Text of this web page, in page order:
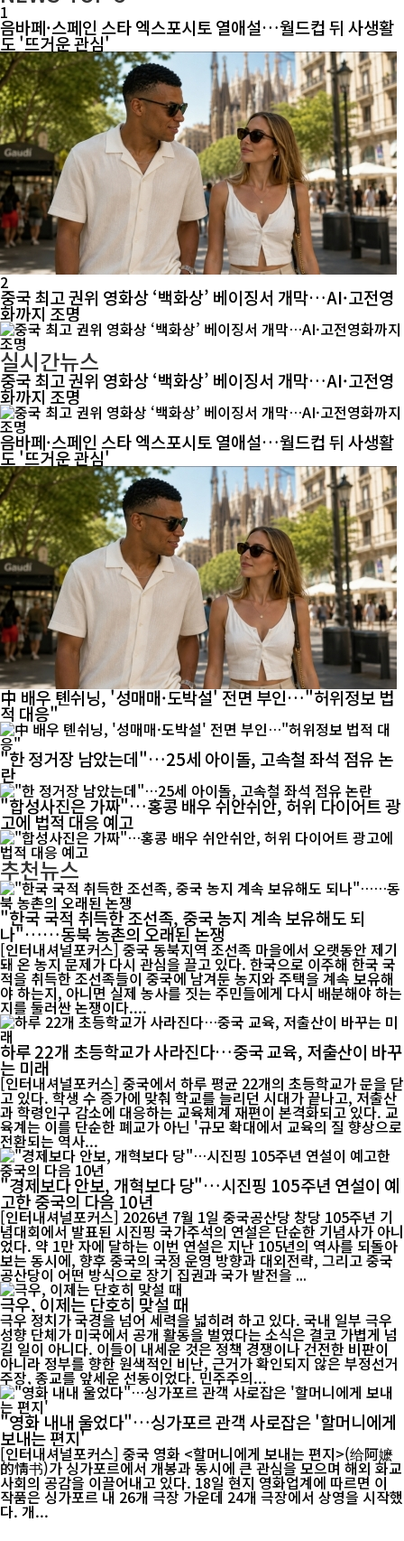
1
음바페·스페인 스타 엑스포시토 열애설…월드컵 뒤 사생활
도 '뜨거운 관심'
2
중국 최고 권위 영화상 ‘백화상’ 베이징서 개막…AI·고전영
화까지 조명
실시간뉴스
중국 최고 권위 영화상 ‘백화상’ 베이징서 개막…AI·고전영
화까지 조명
음바페·스페인 스타 엑스포시토 열애설…월드컵 뒤 사생활
도 '뜨거운 관심'
中 배우 톈쉬닝, '성매매·도박설' 전면 부인…"허위정보 법
적 대응"
"한 정거장 남았는데"…25세 아이돌, 고속철 좌석 점유 논
란
"합성사진은 가짜"…홍콩 배우 쉬안쉬안, 허위 다이어트 광
고에 법적 대응 예고
추천뉴스
"한국 국적 취득한 조선족, 중국 농지 계속 보유해도 되
나"……동북 농촌의 오래된 논쟁
[인터내셔널포커스] 중국 동북지역 조선족 마을에서 오랫동안 제기
돼 온 농지 문제가 다시 관심을 끌고 있다. 한국으로 이주해 한국 국
적을 취득한 조선족들이 중국에 남겨둔 농지와 주택을 계속 보유해
야 하는지, 아니면 실제 농사를 짓는 주민들에게 다시 배분해야 하는
지를 둘러싼 논쟁이다....
하루 22개 초등학교가 사라진다…중국 교육, 저출산이 바꾸
는 미래
[인터내셔널포커스] 중국에서 하루 평균 22개의 초등학교가 문을 닫
고 있다. 학생 수 증가에 맞춰 학교를 늘리던 시대가 끝나고, 저출산
과 학령인구 감소에 대응하는 교육체계 재편이 본격화되고 있다. 교
육계는 이를 단순한 폐교가 아닌 '규모 확대에서 교육의 질 향상으로
전환되는 역사...
"경제보다 안보, 개혁보다 당"…시진핑 105주년 연설이 예
고한 중국의 다음 10년
[인터내셔널포커스] 2026년 7월 1일 중국공산당 창당 105주년 기
념대회에서 발표된 시진핑 국가주석의 연설은 단순한 기념사가 아니
었다. 약 1만 자에 달하는 이번 연설은 지난 105년의 역사를 되돌아
보는 동시에, 향후 중국의 국정 운영 방향과 대외전략, 그리고 중국
공산당이 어떤 방식으로 장기 집권과 국가 발전을 ...
극우, 이제는 단호히 맞설 때
극우 정치가 국경을 넘어 세력을 넓히려 하고 있다. 국내 일부 극우
성향 단체가 미국에서 공개 활동을 벌였다는 소식은 결코 가볍게 넘
길 일이 아니다. 이들이 내세운 것은 정책 경쟁이나 건전한 비판이
아니라 정부를 향한 원색적인 비난, 근거가 확인되지 않은 부정선거
주장, 종교를 앞세운 선동이었다. 민주주의...
"영화 내내 울었다"…싱가포르 관객 사로잡은 '할머니에게
보내는 편지'
[인터내셔널포커스] 중국 영화 <할머니에게 보내는 편지>(给阿嬷
的情书)가 싱가포르에서 개봉과 동시에 큰 관심을 모으며 해외 화교
사회의 공감을 이끌어내고 있다. 18일 현지 영화업계에 따르면 이
작품은 싱가포르 내 26개 극장 가운데 24개 극장에서 상영을 시작했
다. 개...